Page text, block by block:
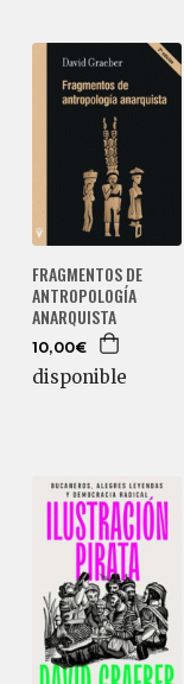
FRAGMENTOS DE
ANTROPOLOGÍA
ANARQUISTA
10,00€
disponible